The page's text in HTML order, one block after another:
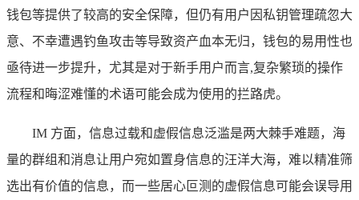
钱包等提供了较高的安全保障，但仍有用户因私钥管理疏忽大
意、不幸遭遇钓鱼攻击等导致资产血本无归，钱包的易用性也
亟待进一步提升，尤其是对于新手用户而言,复杂繁琐的操作
流程和晦涩难懂的术语可能会成为使用的拦路虎。
IM 方面，信息过载和虚假信息泛滥是两大棘手难题，海
量的群组和消息让用户宛如置身信息的汪洋大海，难以精准筛
选出有价值的信息，而一些居心叵测的虚假信息可能会误导用